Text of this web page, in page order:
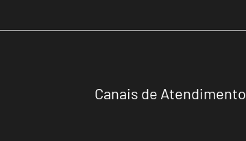
Canais de Atendimento